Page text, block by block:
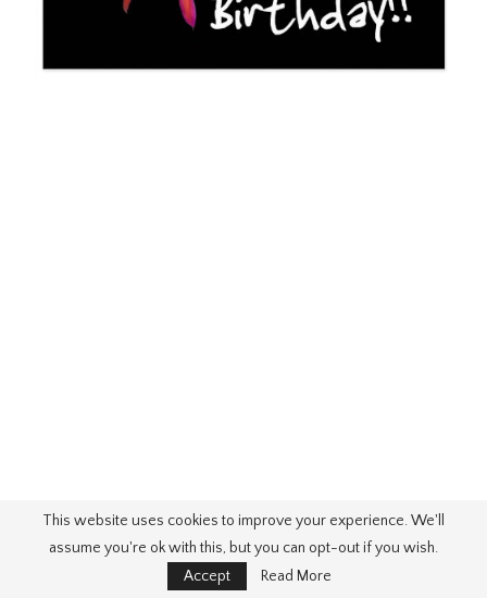
This website uses cookies to improve your experience. We'll
assume you're ok with this, but you can opt-out if you wish.
Accept
Read More